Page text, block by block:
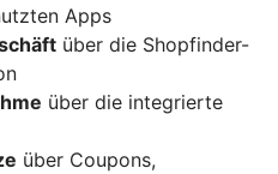
Apps
über die Shopfinder-
über die integrierte
über Coupons,